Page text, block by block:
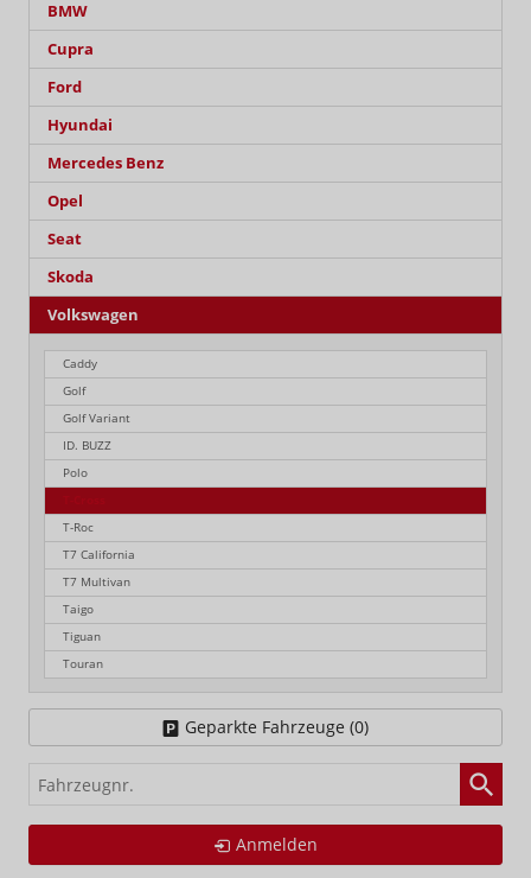
BMW
Cupra
Ford
Hyundai
Mercedes Benz
Opel
Seat
Skoda
Volkswagen
Caddy
Golf
Golf Variant
ID. BUZZ
Polo
T-Roc
T7 California
T7 Multivan
Taigo
Tiguan
Touran
Geparkte Fahrzeuge (0)
Fahrzeugnr.
Anmelden